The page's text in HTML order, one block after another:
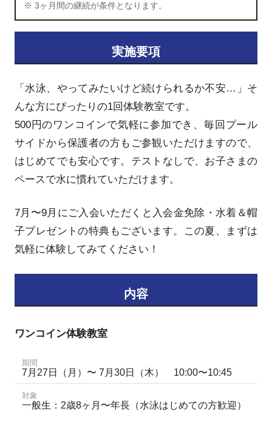
※ 3ヶ月間の継続が条件となります。
実施要項
「水泳、やってみたいけど続けられるか不安…」そ
んな方にぴったりの1回体験教室です。
500円のワンコインで気軽に参加でき、毎回プール
サイドから保護者の方もご参観いただけますので、
はじめてでも安心です。テストなしで、お子さまの
ペースで水に慣れていただけます。
7月〜9月にご入会いただくと入会金免除・水着＆帽
子プレゼントの特典もございます。この夏、まずは
気軽に体験してみてください！
内容
ワンコイン体験教室
期間
7月27日（月）〜 7月30日（木） 10:00〜10:45
対象
一般生：2歳8ヶ月〜年長（水泳はじめての方歓迎）